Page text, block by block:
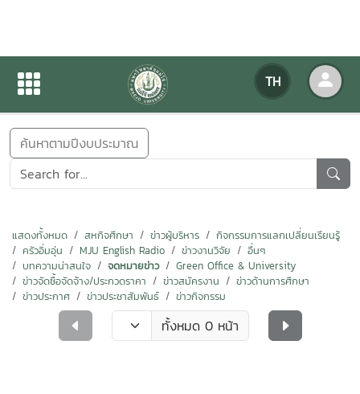
TH
ข่าวสารกิจกรรม
ค้นหาตามปีงบประมาณ
แสดงทั้งหมด สหกิจศึกษา ข่าวผู้บริหาร
กิจกรรมการแลกเปลี่ยนเรียนรู้
ครัวอิ่มอุ่น
MJU English Radio ข่าวงานวิจัย
อื่นๆ
บทความน่าสนใจ
จดหมายข่าว
Green Office & University
ข่าวจัดซื้อจัดจ้าง/ประกวดราคา
ข่าวสมัครงาน
ข่าวด้านการศึกษา
ข่าวประกาศ
ข่าวประชาสัมพันธ์ ข่าวกิจกรรม
ทั้งหมด 0 หน้า